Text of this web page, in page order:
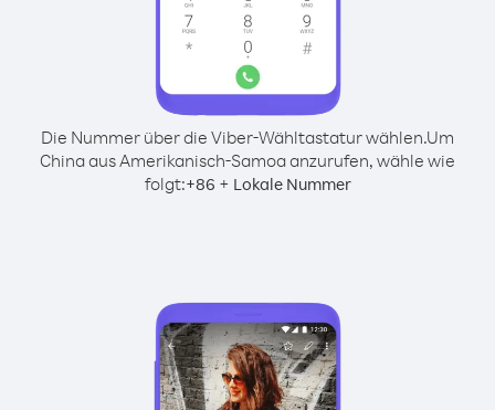
Die Nummer über die Viber-Wähltastatur wählen.Um
China aus Amerikanisch-Samoa anzurufen, wähle wie
folgt:+86 + Lokale Nummer